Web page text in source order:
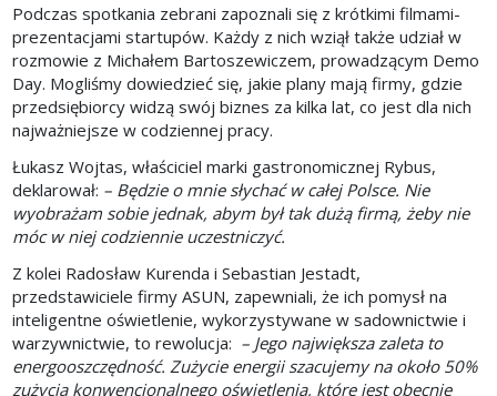
Podczas spotkania zebrani zapoznali się z krótkimi filmami-
prezentacjami startupów. Każdy z nich wziął także udział w
rozmowie z Michałem Bartoszewiczem, prowadzącym Demo
Day. Mogliśmy dowiedzieć się, jakie plany mają firmy, gdzie
przedsiębiorcy widzą swój biznes za kilka lat, co jest dla nich
najważniejsze w codziennej pracy.
Łukasz Wojtas, właściciel marki gastronomicznej Rybus,
deklarował: – Będzie o mnie słychać w całej Polsce. Nie
wyobrażam sobie jednak, abym był tak dużą firmą, żeby nie
móc w niej codziennie uczestniczyć.
Z kolei Radosław Kurenda i Sebastian Jestadt,
przedstawiciele firmy ASUN, zapewniali, że ich pomysł na
inteligentne oświetlenie, wykorzystywane w sadownictwie i
warzywnictwie, to rewolucja: – Jego największa zaleta to
energooszczędność. Zużycie energii szacujemy na około 50%
zużycia konwencjonalnego oświetlenia, które jest obecnie